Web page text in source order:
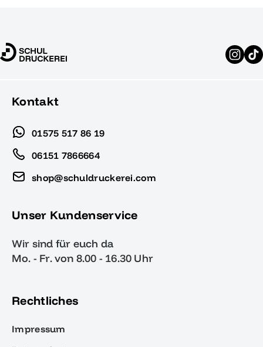
Kontakt
01575 517 86 19
06151 7866664
shop@schuldruckerei.com
Unser Kundenservice
Wir sind für euch da
Mo. - Fr. von 8.00 - 16.30 Uhr
Rechtliches
Impressum